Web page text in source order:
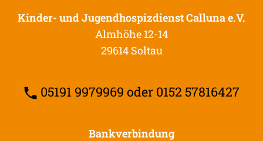
Kinder- und Jugendhospizdienst Calluna e.V.
Almhöhe 12-14
29614 Soltau
05191 9979969 oder 0152 57816427
Bankverbindung